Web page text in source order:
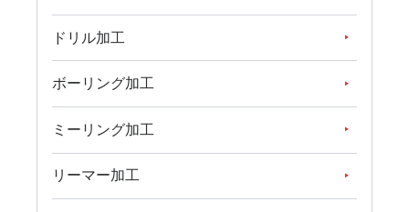
ドリル加工
ボーリング加工
ミーリング加工
リーマー加工